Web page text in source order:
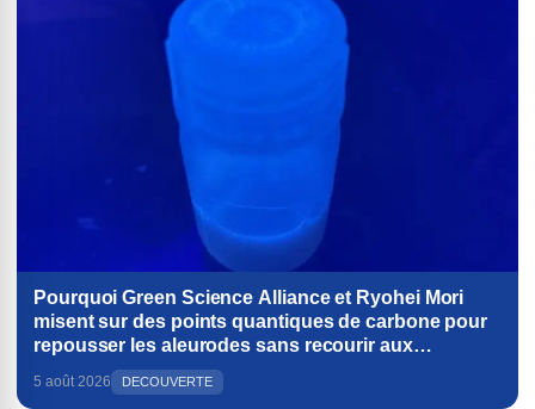
Pourquoi Green Science Alliance et Ryohei Mori
misent sur des points quantiques de carbone pour
repousser les aleurodes sans recourir aux
pesticides
5 août 2026 DECOUVERTE